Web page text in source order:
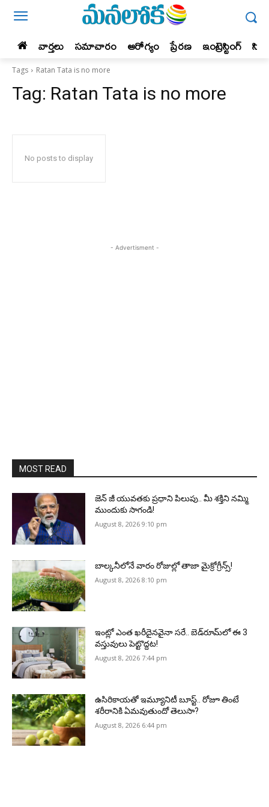
వార్తలు సమాచారం ఆరోగ్యం ప్రేర‌ణ‌ ఇంట్రెస్టింగ్‌
Tags Ratan Tata is no more
Tag: Ratan Tata is no more
No posts to display
- Advertisment -
MOST READ
జెన్‌ జీ యువతకు ప్రధాని పిలుపు.. మీ శక్తిని నమ్మి
ముందుకు సాగండి!
August 8, 2026 9:10 pm
బాల్కనీలోనే వారం రోజుల్లో తాజా మైక్రోగ్రీన్స్‌!
August 8, 2026 8:10 pm
ఇంట్లో ఎంత ఖరీదైనవైనా సరే.. బెడ్‌రూమ్‌లో ఈ 3
వస్తువులు పెట్టొద్దట!
August 8, 2026 7:44 pm
ఉసిరికాయతో ఇమ్యూనిటీ బూస్ట్‌.. రోజూ తింటే
శరీరానికి ఏమవుతుందో తెలుసా?
August 8, 2026 6:44 pm